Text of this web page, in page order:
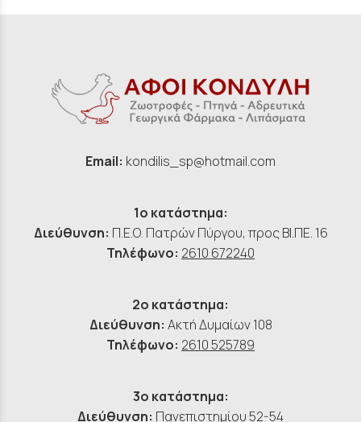
Email: kondilis_sp@hotmail.com
1ο κατάστημα:
Διεύθυνση: Π.Ε.Ο. Πατρών Πύργου, προς ΒΙ.ΠΕ. 16
Τηλέφωνο: 2610 672240
2ο κατάστημα:
Διεύθυνση: Ακτή Δυμαίων 108
Τηλέφωνο: 2610 525789
3ο κατάστημα:
Διεύθυνση: Πανεπιστημίου 52-54